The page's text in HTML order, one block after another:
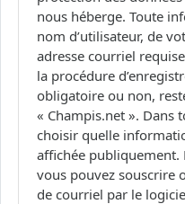
nous héberge. Toute
nom d’utilisateur, de
adresse courriel
la procédure
obligatoire ou non,
« Champis.net ». Dans
choisir quelle
affichée publiquement.
vous pouvez souscrire
de courriel par le